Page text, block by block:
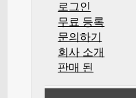
로그인
무료 등록
문의하기
회사 소개
판매 된